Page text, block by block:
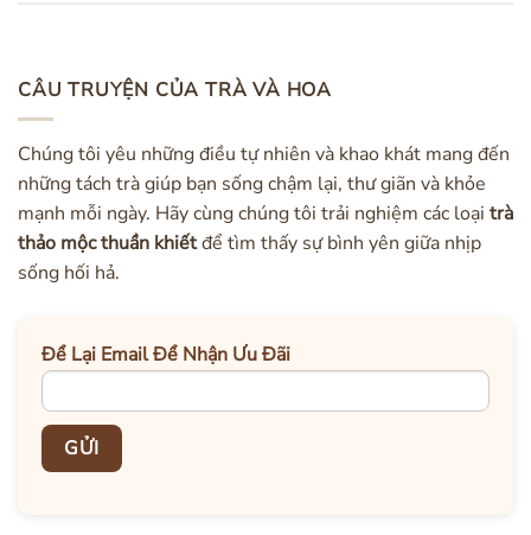
CÂU TRUYỆN CỦA TRÀ VÀ HOA
Chúng tôi yêu những điều tự nhiên và khao khát mang đến
những tách trà giúp bạn sống chậm lại, thư giãn và khỏe
mạnh mỗi ngày. Hãy cùng chúng tôi trải nghiệm các loại trà
thảo mộc thuần khiếtđể tìm thấy sự bình yên giữa nhịp
sống hối hả.
Để Lại Email Để Nhận Ưu Đãi